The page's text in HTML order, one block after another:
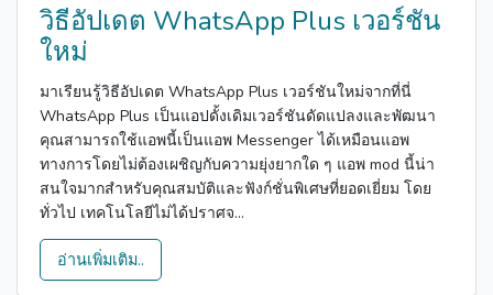
วิธีอัปเดต WhatsApp Plus เวอร์ชัน
ใหม่
มาเรียนรู้วิธีอัปเดต WhatsApp Plus เวอร์ชันใหม่จากที่นี่
WhatsApp Plus เป็นแอปดั้งเดิมเวอร์ชันดัดแปลงและพัฒนา
คุณสามารถใช้แอพนี้เป็นแอพ Messenger ได้เหมือนแอพ
ทางการโดยไม่ต้องเผชิญกับความยุ่งยากใด ๆ แอพ mod นี้น่า
สนใจมากสำหรับคุณสมบัติและฟังก์ชั่นพิเศษที่ยอดเยี่ยม โดย
ทั่วไป เทคโนโลยีไม่ได้ปราศจ...
อ่านเพิ่มเติม..